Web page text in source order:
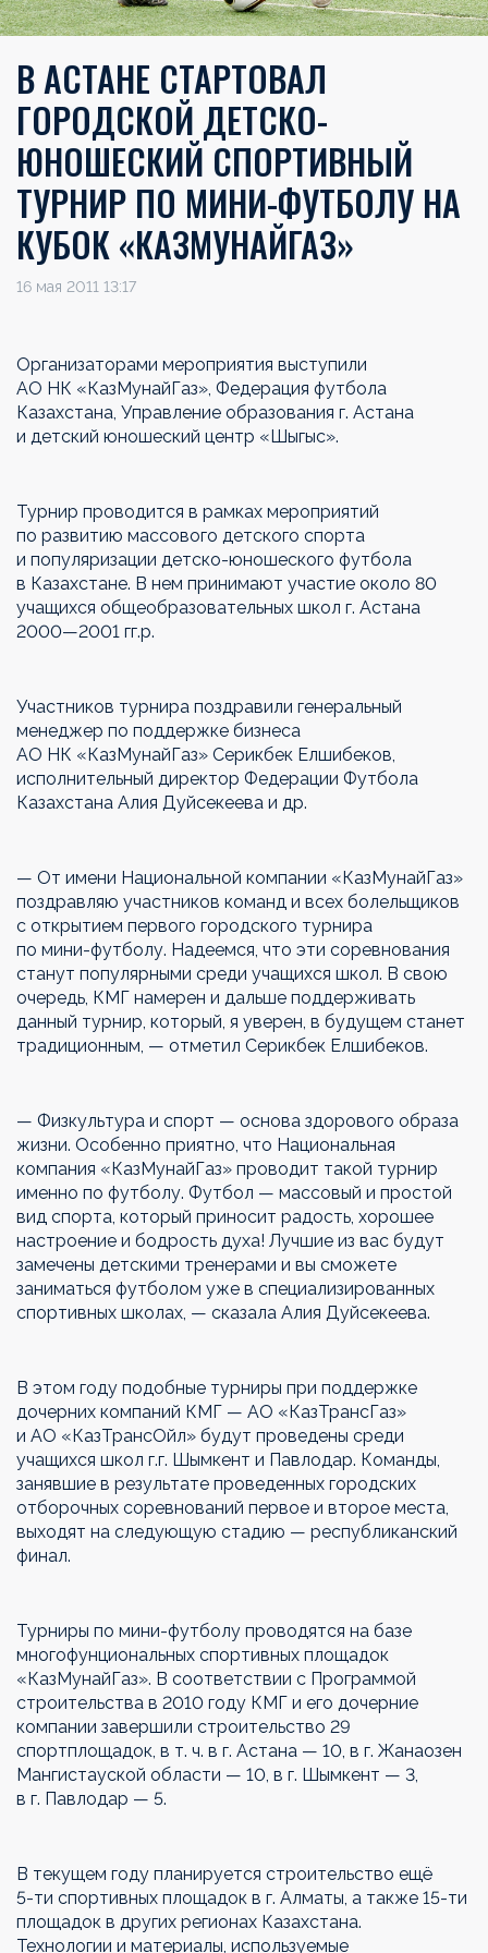
В АСТАНЕ СТАРТОВАЛ
ГОРОДСКОЙ ДЕТСКО-
ЮНОШЕСКИЙ СПОРТИВНЫЙ
ТУРНИР ПО МИНИ-ФУТБОЛУ НА
КУБОК «КАЗМУНАЙГАЗ»
16 мая 2011 13:17
Организаторами мероприятия выступили
АО НК «КазМунайГаз», Федерация футбола
Казахстана, Управление образования г. Астана
и детский юношеский центр «Шыгыс».
Турнир проводится в рамках мероприятий
по развитию массового детского спорта
и популяризации детско-юношеского футбола
в Казахстане. В нем принимают участие около 80
учащихся общеобразовательных школ г. Астана
2000—2001 гг.р.
Участников турнира поздравили генеральный
менеджер по поддержке бизнеса
АО НК «КазМунайГаз» Серикбек Елшибеков,
исполнительный директор Федерации Футбола
Казахстана Алия Дуйсекеева и др.
— От имени Национальной компании «КазМунайГаз»
поздравляю участников команд и всех болельщиков
с открытием первого городского турнира
по мини-футболу. Надеемся, что эти соревнования
станут популярными среди учащихся школ. В свою
очередь, КМГ намерен и дальше поддерживать
данный турнир, который, я уверен, в будущем станет
традиционным, — отметил Серикбек Елшибеков.
— Физкультура и спорт — основа здорового образа
жизни. Особенно приятно, что Национальная
компания «КазМунайГаз» проводит такой турнир
именно по футболу. Футбол — массовый и простой
вид спорта, который приносит радость, хорошее
настроение и бодрость духа! Лучшие из вас будут
замечены детскими тренерами и вы сможете
заниматься футболом уже в специализированных
спортивных школах, — сказала Алия Дуйсекеева.
В этом году подобные турниры при поддержке
дочерних компаний КМГ — АО «КазТрансГаз»
и АО «КазТрансОйл» будут проведены среди
учащихся школ г.г. Шымкент и Павлодар. Команды,
занявшие в результате проведенных городских
отборочных соревнований первое и второе места,
выходят на следующую стадию — республиканский
финал.
Турниры по мини-футболу проводятся на базе
многофунциональных спортивных площадок
«КазМунайГаз». В соответствии с Программой
строительства в 2010 году КМГ и его дочерние
компании завершили строительство 29
спортплощадок, в т. ч. в г. Астана — 10, в г. Жанаозен
Мангистауской области — 10, в г. Шымкент — 3,
в г. Павлодар — 5.
В текущем году планируется строительство ещё
5-ти спортивных площадок в г. Алматы, а также 15-ти
площадок в других регионах Казахстана.
Технологии и материалы, используемые